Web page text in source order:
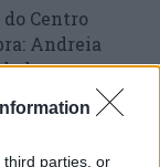
third parties, or
Centro
Andreia
Gomes